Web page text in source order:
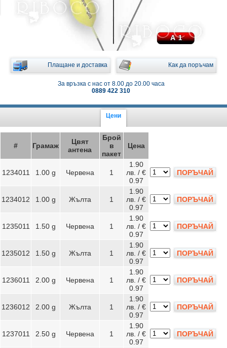
Плащане и доставка Как да поръчам
За връзка с нас от 8.00 до 20.00 часа
0889 422 310
Цени
# Грамаж
Цвят
антена
Брой
в
пакет
Цена
1234011 1.00 g Червена 1
1.90
лв. / €
0.97
ПОРЪЧАЙ
1234012 1.00 g Жълта 1
1.90
лв. / €
0.97
ПОРЪЧАЙ
1235011 1.50 g Червена 1
1.90
лв. / €
0.97
ПОРЪЧАЙ
1235012 1.50 g Жълта 1
1.90
лв. / €
0.97
ПОРЪЧАЙ
1236011 2.00 g Червена 1
1.90
лв. / €
0.97
ПОРЪЧАЙ
1236012 2.00 g Жълта 1
1.90
лв. / €
0.97
ПОРЪЧАЙ
1237011 2.50 g Червена 1
1.90
лв. / €
0.97
ПОРЪЧАЙ